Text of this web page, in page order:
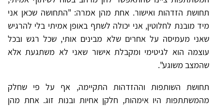
תחושת הזדהות ואישור. אחת מהן אמרה: "התחושה שכאן אני
מיד מובנת לחלוטין, אני יכולה לשתף באופן אמיתי בלי להרגיש
שאני מעמיסה על אחרים שלא מבינים אותי, שכל רגש ובכל
עוצמה הוא לגיטימי ומקבלת אישור שאני לא משתגעת אלא
שהמצב משוגע".
תחושת השותפות וההזדהות התקיימה, אף על פי שחלק
מהמשתתפות היו אימהות, חלקן אחיות ובנות זוג. אחת מהן